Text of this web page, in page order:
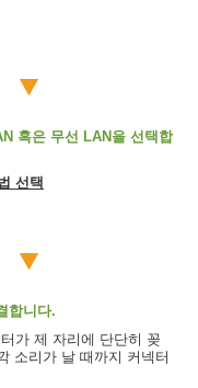
혹은 무선 LAN을 선택합
선택
합니다.
가 제 자리에 단단히 꽂
소리가 날 때까지 커넥터